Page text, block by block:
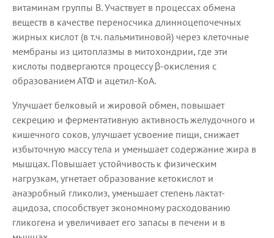
витаминам группы B. Участвует в процессах обмена
веществ в качестве переносчика длинноцепочечных
жирных кислот (в т.ч. пальмитиновой) через клеточные
мембраны из цитоплазмы в митохондрии, где эти
кислоты подвергаются процессу β-окисления с
образованием АТФ и ацетил-КоА.
Улучшает белковый и жировой обмен, повышает
секрецию и ферментативную активность желудочного и
кишечного соков, улучшает усвоение пищи, снижает
избыточную массу тела и уменьшает содержание жира в
мышцах. Повышает устойчивость к физическим
нагрузкам, угнетает образование кетокислот и
анаэробный гликолиз, уменьшает степень лактат-
ацидоза, способствует экономному расходованию
гликогена и увеличивает его запасы в печени и в